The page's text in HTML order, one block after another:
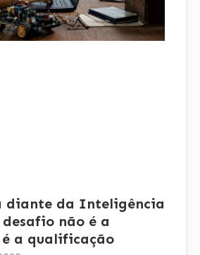
diante da Inteligência
não é a
a qualificação